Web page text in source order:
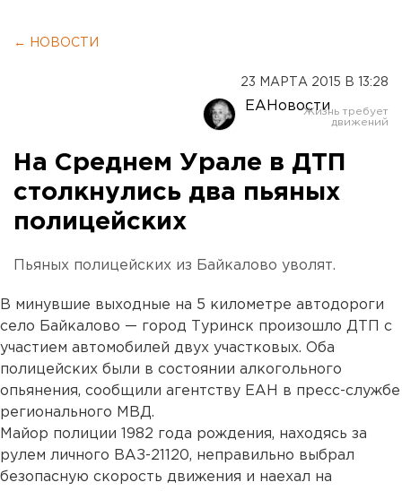
← НОВОСТИ
23 МАРТА 2015 В 13:28
ЕАНовости
На Среднем Урале в ДТП
столкнулись два пьяных
полицейских
Пьяных полицейских из Байкалово уволят.
В минувшие выходные на 5 километре автодороги
село Байкалово — город Туринск произошло ДТП с
участием автомобилей двух участковых. Оба
полицейских были в состоянии алкогольного
опьянения, сообщили агентству ЕАН в пресс-службе
регионального МВД.
Майор полиции 1982 года рождения, находясь за
рулем личного ВАЗ-21120, неправильно выбрал
безопасную скорость движения и наехал на